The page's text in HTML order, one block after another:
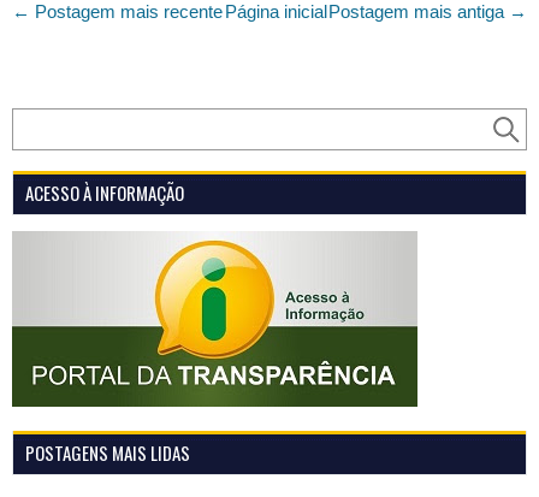
← Postagem mais recente Postagem mais antiga →
Página inicial
ACESSO À INFORMAÇÃO
POSTAGENS MAIS LIDAS